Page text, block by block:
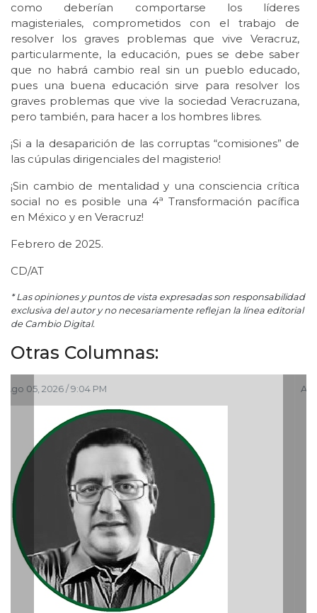
como deberían comportarse los líderes
magisteriales, comprometidos con el trabajo de
resolver los graves problemas que vive Veracruz,
particularmente, la educación, pues se debe saber
que no habrá cambio real sin un pueblo educado,
pues una buena educación sirve para resolver los
graves problemas que vive la sociedad Veracruzana,
pero también, para hacer a los hombres libres.
¡Si a la desaparición de las corruptas “comisiones” de
las cúpulas dirigenciales del magisterio!
¡Sin cambio de mentalidad y una consciencia crítica
social no es posible una 4ª Transformación pacífica
en México y en Veracruz!
Febrero de 2025.
CD/AT
* Las opiniones y puntos de vista expresadas son responsabilidad
exclusiva del autor y no necesariamente reflejan la línea editorial
de Cambio Digital.
Otras Columnas:
Ago 05, 2026 / 9:15 AM